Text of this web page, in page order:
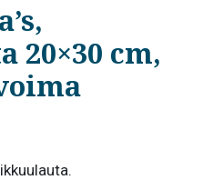
20×30 cm,